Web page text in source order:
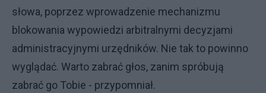
słowa, poprzez wprowadzenie mechanizmu
blokowania wypowiedzi arbitralnymi decyzjami
administracyjnymi urzędników. Nie tak to powinno
wyglądać. Warto zabrać głos, zanim spróbują
zabrać go Tobie - przypomniał.